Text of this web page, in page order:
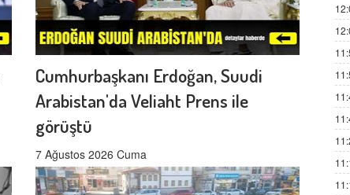
Cumhurbaşkanı Erdoğan, Suudi
Arabistan'da Veliaht Prens ile
görüştü
7 Ağustos 2026 Cuma